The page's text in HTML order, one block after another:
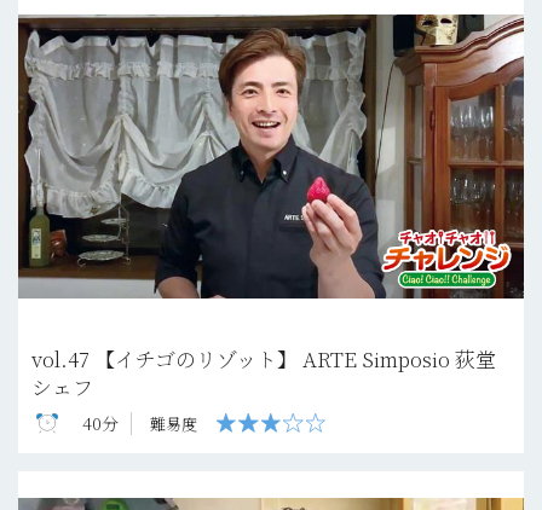
vol.47 【イチゴのリゾット】 ARTE Simposio 荻堂
シェフ
40分 難易度